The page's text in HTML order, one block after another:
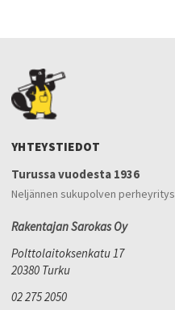
YHTEYSTIEDOT
Turussa vuodesta 1936
Neljännen sukupolven perheyritys
Rakentajan Sarokas Oy
Polttolaitoksenkatu 17
20380 Turku
02 275 2050